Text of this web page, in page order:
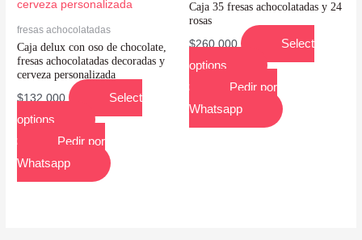
fresas achocolatadas
Caja delux con oso de chocolate,
fresas achocolatadas decoradas y
cerveza personalizada
$132,000
Select
options
Pedir por
Whatsapp
Caja 35 fresas achocolatadas y 24
rosas
$260,000
Select
options
Pedir por
Whatsapp